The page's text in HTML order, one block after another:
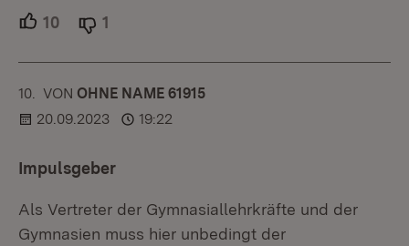
10 Unterstützer.
1
10. KOMMENTAR
VON :OHNE NAME 61915
20.09.2023
19:22
Impulsgeber
Als Vertreter der Gymnasiallehrkräfte und der
Gymnasien muss hier unbedingt der